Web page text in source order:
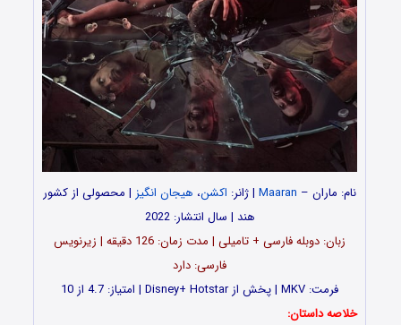
نام: ماران – Maaran | ژانر: اکشن، هیجان انگیز | محصولی از کشور
هند | سال انتشار: 2022
زبان: دوبله فارسی + تامیلی | مدت‌ زمان: 126 دقیقه | زیرنویس
فارسی: دارد
فرمت: MKV | پخش از Disney+ Hotstar | امتیاز: 4.7 از 10
خلاصه داستان: